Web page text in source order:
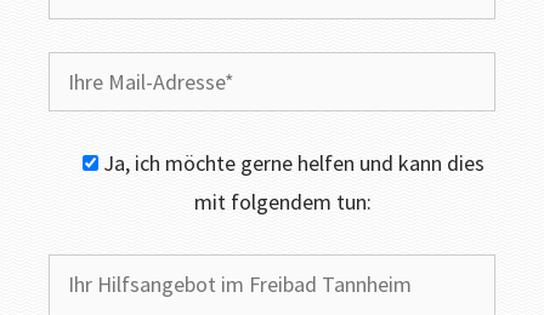
Ja, ich möchte gerne helfen und kann dies
mit folgendem tun: